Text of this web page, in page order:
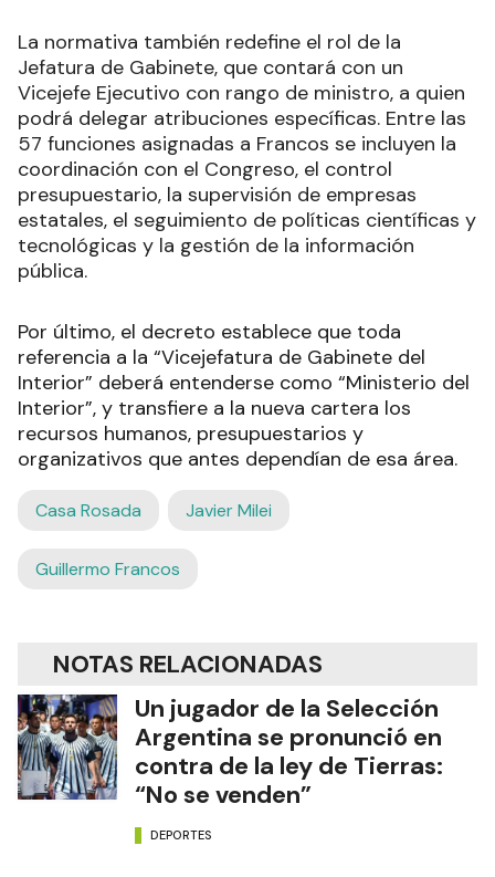
La normativa también redefine el rol de la
Jefatura de Gabinete, que contará con un
Vicejefe Ejecutivo con rango de ministro, a quien
podrá delegar atribuciones específicas. Entre las
57 funciones asignadas a Francos se incluyen la
coordinación con el Congreso, el control
presupuestario, la supervisión de empresas
estatales, el seguimiento de políticas científicas y
tecnológicas y la gestión de la información
pública.
Por último, el decreto establece que toda
referencia a la “Vicejefatura de Gabinete del
Interior” deberá entenderse como “Ministerio del
Interior”, y transfiere a la nueva cartera los
recursos humanos, presupuestarios y
organizativos que antes dependían de esa área.
Casa Rosada Javier Milei
Guillermo Francos
NOTAS RELACIONADAS
Un jugador de la Selección
Argentina se pronunció en
contra de la ley de Tierras:
“No se venden”
DEPORTES